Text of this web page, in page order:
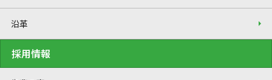
沿革
採用情報